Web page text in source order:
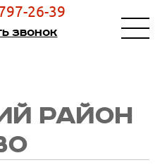
26-39
звонок
РАЙОН